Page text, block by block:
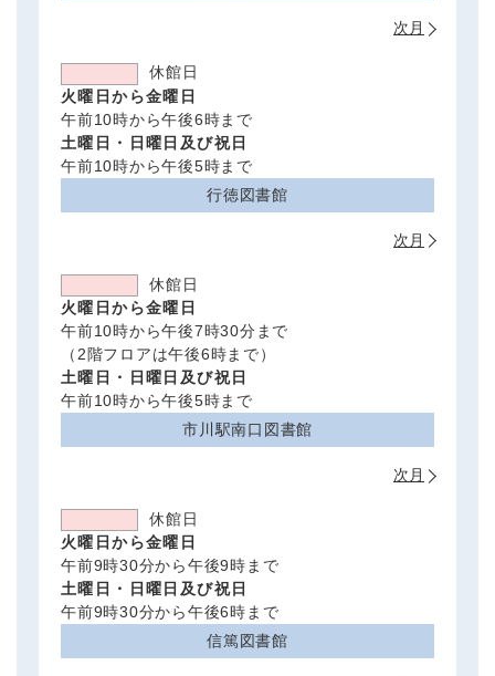
次月
休館日
火曜日から金曜日
午前10時から午後6時まで
土曜日・日曜日及び祝日
午前10時から午後5時まで
行徳図書館
次月
休館日
火曜日から金曜日
午前10時から午後7時30分まで
（2階フロアは午後6時まで）
土曜日・日曜日及び祝日
午前10時から午後5時まで
市川駅南口図書館
次月
休館日
火曜日から金曜日
午前9時30分から午後9時まで
土曜日・日曜日及び祝日
午前9時30分から午後6時まで
信篤図書館